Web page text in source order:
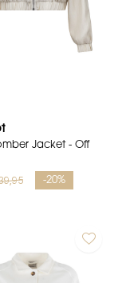
Jacket - Off
-20%